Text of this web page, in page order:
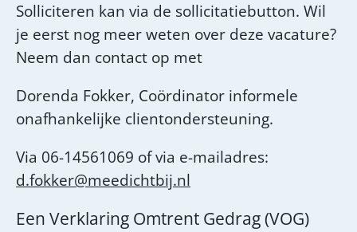
Solliciteren kan via de sollicitatiebutton. Wil
je eerst nog meer weten over deze vacature?
Neem dan contact op met
Dorenda Fokker, Coördinator informele
onafhankelijke clientondersteuning.
Via 06-14561069 of via e-mailadres:
d.fokker@meedichtbij.nl
Een Verklaring Omtrent Gedrag (VOG)